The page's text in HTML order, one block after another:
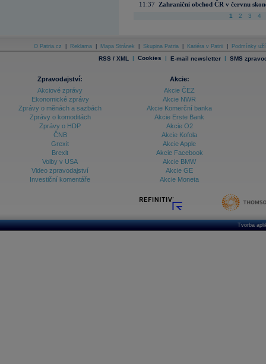
11:37
Zahraniční obchod ČR v červnu
1 2 3 4
O Patria.cz Reklama Mapa Stránek Skupina Patria Kariéra v Patrii Podmínky
RSS / XML | Cookies | E-mail newsletter | SMS
Zpravodajství:
Akciové zprávy
Ekonomické zprávy
Zprávy o měnách a sazbách
Zprávy o komoditách
Zprávy o HDP
ČNB
Grexit
Brexit
Volby v USA
Video zpravodajství
Investiční komentáře
Akcie:
Akcie ČEZ
Akcie NWR
Akcie Komerční banka
Akcie Erste Bank
Akcie O2
Akcie Kofola
Akcie Apple
Akcie Facebook
Akcie BMW
Akcie GE
Akcie Moneta
Tvorba